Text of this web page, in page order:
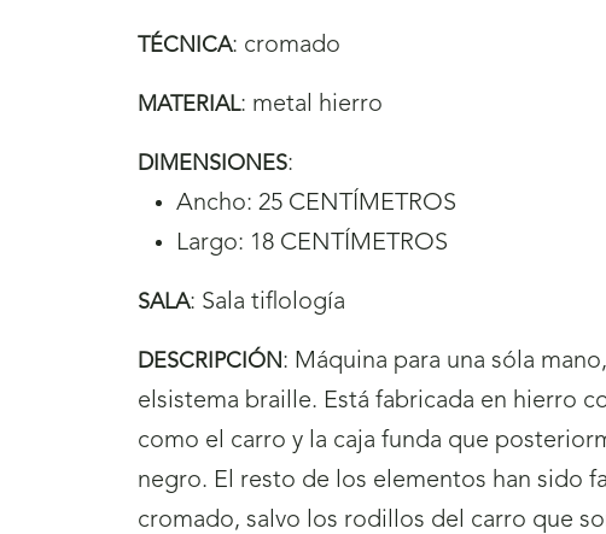
TÉCNICA: cromado
MATERIAL: metal hierro
DIMENSIONES:
Ancho: 25 CENTÍMETROS
Largo: 18 CENTÍMETROS
SALA: Sala tiflología
DESCRIPCIÓN: Máquina para una sóla
elsistema braille. Está fabricada en hierro
como el carro y la caja funda que
negro. El resto de los elementos han sido
cromado, salvo los rodillos del carro que